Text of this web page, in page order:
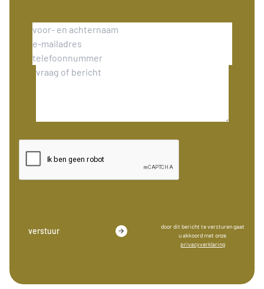
verstuur
door dit bericht te versturen gaat
u akkoord met onze
privacyverklaring